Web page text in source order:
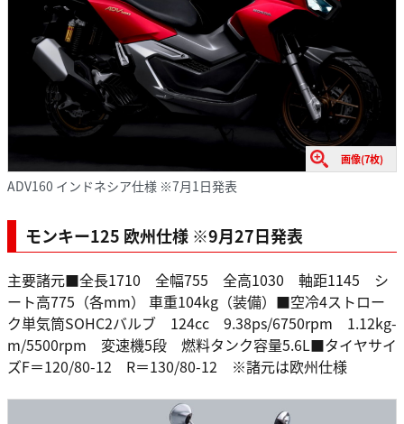
画像(7枚)
ADV160 インドネシア仕様 ※7月1日発表
モンキー125 欧州仕様 ※9月27日発表
主要諸元■全長1710 全幅755 全高1030 軸距1145 シ
ート高775（各mm） 車重104kg（装備）■空冷4ストロー
ク単気筒SOHC2バルブ 124cc 9.38ps/6750rpm 1.12kg-
m/5500rpm 変速機5段 燃料タンク容量5.6L■タイヤサイ
ズF＝120/80-12 R＝130/80-12 ※諸元は欧州仕様